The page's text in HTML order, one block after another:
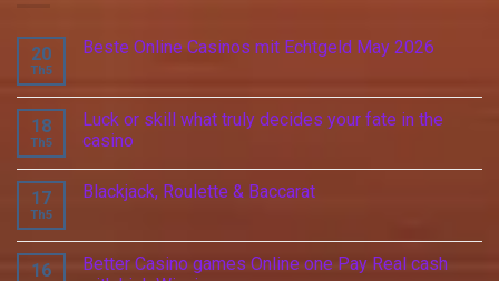
20
Th5
Beste Online Casinos mit Echtgeld May 2026
18
Th5
Luck or skill what truly decides your fate in the
casino
17
Th5
Blackjack, Roulette & Baccarat
16
Better Casino games Online one Pay Real cash